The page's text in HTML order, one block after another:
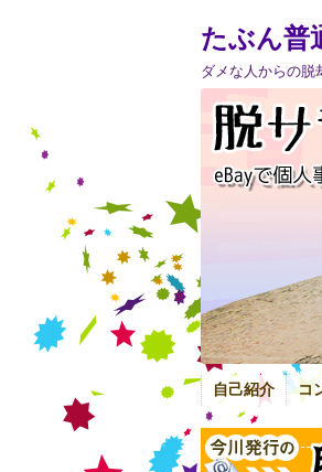
たぶん普
ダメな人からの脱
自己紹介 コ